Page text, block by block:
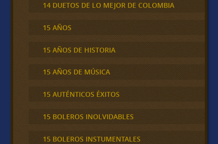
14 DUETOS DE LO MEJOR DE COLOMBIA
15 AÑOS
15 AÑOS DE HISTORIA
15 AÑOS DE MÚSICA
15 AUTÉNTICOS ÉXITOS
15 BOLEROS INOLVIDABLES
15 BOLEROS INSTUMENTALES